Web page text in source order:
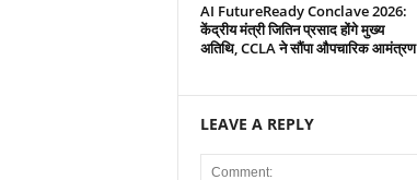
AI FutureReady Conclave 2026:
केंद्रीय मंत्री जितिन प्रसाद होंगे मुख्य
अतिथि, CCLA ने सौंपा औपचारिक आमंत्रण
LEAVE A REPLY